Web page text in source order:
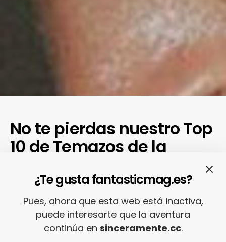
No te pierdas nuestro Top
10 de Temazos de la
TWIN, Sega Bodega, Amor
Butano, Justice con Tame
Impala, La Élite…
¿Te gusta fantasticmag.es?
Pues, ahora que esta web está inactiva,
puede interesarte que la aventura
continúa en sinceramente.cc.